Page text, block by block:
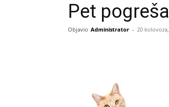
Pet
Objavio Administrator - 20